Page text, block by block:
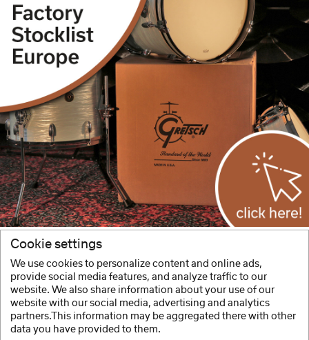
Další informace naleznete pod:
www.gretschdrums.com
Cookie settings
We use cookies to personalize content and online ads,
provide social media features, and analyze traffic to our
website. We also share information about your use of our
website with our social media, advertising and analytics
partners.This information may be aggregated there with other
data you have provided to them.